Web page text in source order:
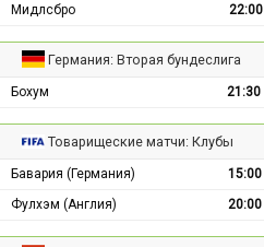
Мидлсбро
22:00
Германия: Вторая бундеслига
Бохум 21:30
Товарищеские матчи: Клубы
Бавария (Германия) 15:00
Фулхэм (Англия)
20:00